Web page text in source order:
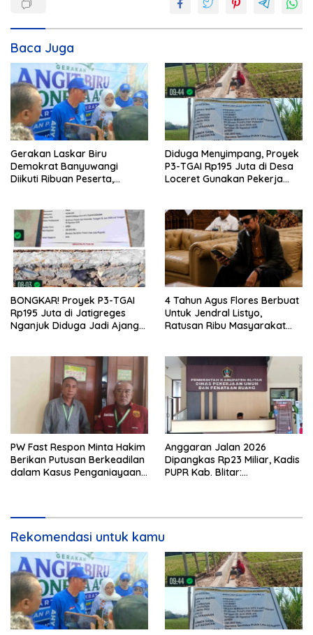
Baca Juga
Gerakan Laskar Biru
Demokrat Banyuwangi
Diikuti Ribuan Peserta,
Diduga Menyimpang, Proyek
P3-TGAI Rp195 Juta di Desa
Loceret Gunakan Pekerja
BONGKAR! Proyek P3-TGAI
Rp195 Juta di Jatigreges
Nganjuk Diduga Jadi Ajang
4 Tahun Agus Flores Berbuat
Untuk Jendral Listyo,
Ratusan Ribu Masyarakat
PW Fast Respon Minta Hakim
Berikan Putusan Berkeadilan
dalam Kasus Penganiayaan
Anggaran Jalan 2026
Dipangkas Rp23 Miliar, Kadis
PUPR Kab. Blitar:
Rekomendasi untuk kamu